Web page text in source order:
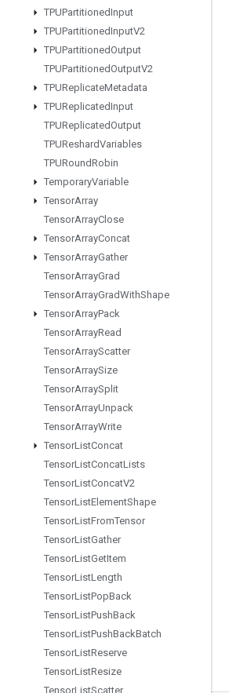
TPUPartitionedInput
TPUPartitionedInputV2
TPUPartitionedOutput
TPUPartitionedOutputV2
TPUReplicateMetadata
TPUReplicatedInput
TPUReplicatedOutput
TPUReshardVariables
TPURoundRobin
TemporaryVariable
TensorArray
TensorArrayClose
TensorArrayConcat
TensorArrayGather
TensorArrayGrad
TensorArrayGradWithShape
TensorArrayPack
TensorArrayRead
TensorArrayScatter
TensorArraySize
TensorArraySplit
TensorArrayUnpack
TensorArrayWrite
TensorListConcat
TensorListConcatLists
TensorListConcatV2
TensorListElementShape
TensorListFromTensor
TensorListGather
TensorListGetItem
TensorListLength
TensorListPopBack
TensorListPushBack
TensorListPushBackBatch
TensorListReserve
TensorListResize
TensorListScatter